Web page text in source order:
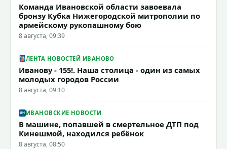
Команда Ивановской области завоевала
бронзу Кубка Нижегородской митрополии по
армейскому рукопашному бою
8 августа, 09:39
ЛЕНТА НОВОСТЕЙ ИВАНОВО
Иванову - 155!. Наша столица - один из самых
молодых городов России
8 августа, 09:10
ИВАНОВСКИЕ НОВОСТИ
В машине, попавшей в смертельное ДТП под
Кинешмой, находился ребёнок
8 августа, 08:50